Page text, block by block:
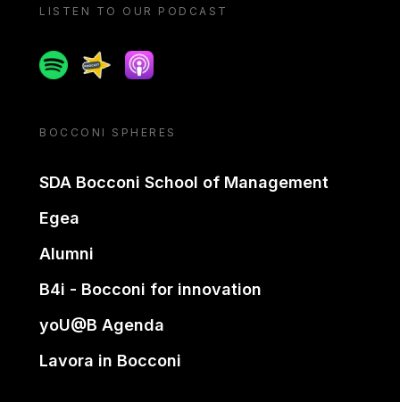
LISTEN TO OUR PODCAST
SpotifySpreakerApple podcast
BOCCONI SPHERES
SDA Bocconi School of Management
Egea
Alumni
B4i - Bocconi for innovation
yoU@B Agenda
Lavora in Bocconi